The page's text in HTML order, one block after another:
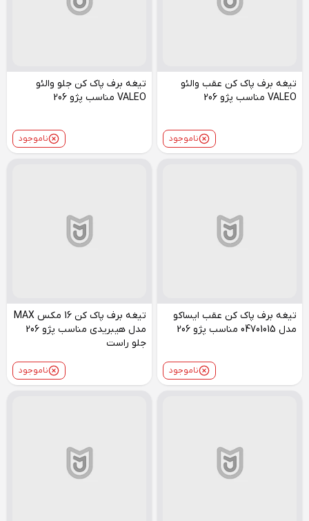
تیغه برف پاک کن عقب والئو
VALEO مناسب پژو 206
ناموجود
تیغه برف پاک کن جلو والئو
VALEO مناسب پژو 206
ناموجود
تیغه برف پاک کن عقب ایساکو
مدل 04701015 مناسب پژو 206
ناموجود
تیغه برف پاک کن 16 مکس MAX
مدل هیبریدی مناسب پژو 206
جلو راست
ناموجود